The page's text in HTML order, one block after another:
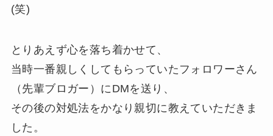
(笑)
とりあえず心を落ち着かせて、
当時一番親しくしてもらっていたフォロワーさん
（先輩ブロガー）にDMを送り、
その後の対処法をかなり親切に教えていただきま
した。